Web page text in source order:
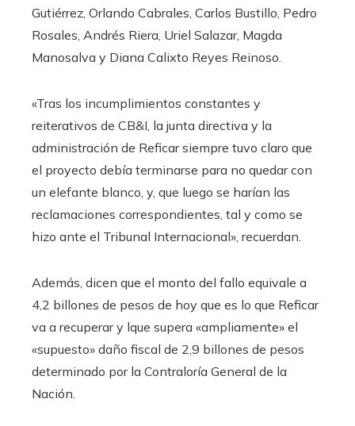
Gutiérrez, Orlando Cabrales, Carlos Bustillo, Pedro
Rosales, Andrés Riera, Uriel Salazar, Magda
Manosalva y Diana Calixto Reyes Reinoso.
«Tras los incumplimientos constantes y
reiterativos de CB&I, la junta directiva y la
administración de Reficar siempre tuvo claro que
el proyecto debía terminarse para no quedar con
un elefante blanco, y, que luego se harían las
reclamaciones correspondientes, tal y como se
hizo ante el Tribunal Internacional», recuerdan.
Además, dicen que el monto del fallo equivale a
4,2 billones de pesos de hoy que es lo que Reficar
va a recuperar y lque supera «ampliamente» el
«supuesto» daño fiscal de 2,9 billones de pesos
determinado por la Contraloría General de la
Nación.